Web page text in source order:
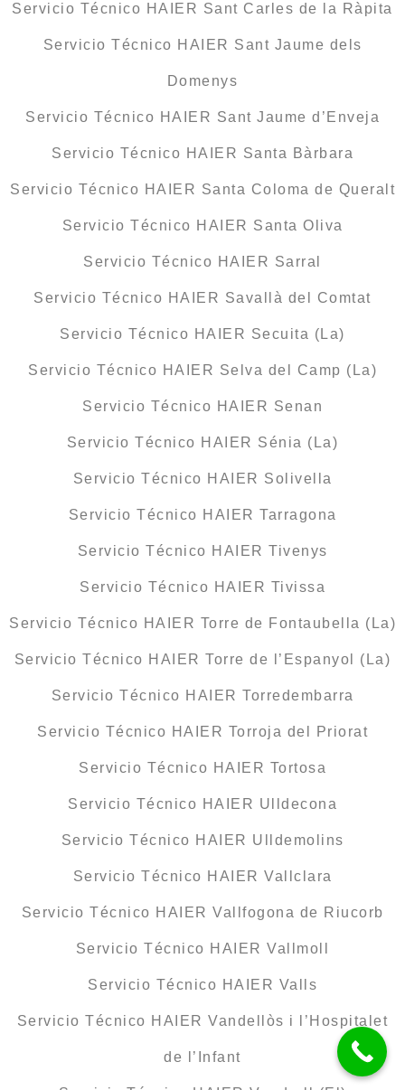
Servicio Técnico HAIER Sant Carles de la Ràpita
Servicio Técnico HAIER Sant Jaume dels
Domenys
Servicio Técnico HAIER Sant Jaume d’Enveja
Servicio Técnico HAIER Santa Bàrbara
Servicio Técnico HAIER Santa Coloma de Queralt
Servicio Técnico HAIER Santa Oliva
Servicio Técnico HAIER Sarral
Servicio Técnico HAIER Savallà del Comtat
Servicio Técnico HAIER Secuita (La)
Servicio Técnico HAIER Selva del Camp (La)
Servicio Técnico HAIER Senan
Servicio Técnico HAIER Sénia (La)
Servicio Técnico HAIER Solivella
Servicio Técnico HAIER Tarragona
Servicio Técnico HAIER Tivenys
Servicio Técnico HAIER Tivissa
Servicio Técnico HAIER Torre de Fontaubella (La)
Servicio Técnico HAIER Torre de l’Espanyol (La)
Servicio Técnico HAIER Torredembarra
Servicio Técnico HAIER Torroja del Priorat
Servicio Técnico HAIER Tortosa
Servicio Técnico HAIER Ulldecona
Servicio Técnico HAIER Ulldemolins
Servicio Técnico HAIER Vallclara
Servicio Técnico HAIER Vallfogona de Riucorb
Servicio Técnico HAIER Vallmoll
Servicio Técnico HAIER Valls
Servicio Técnico HAIER Vandellòs i l’Hospitalet
de l’Infant